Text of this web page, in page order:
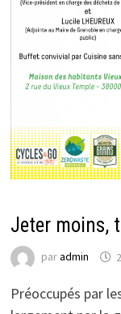
Jeter moins,
paradmin
Préoccupés par